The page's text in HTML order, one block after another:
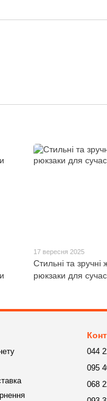
17 вересня 2025
Стильні та зручні
рюкзаки для
044
095
068